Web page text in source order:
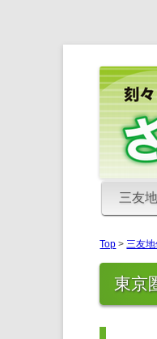
さん
三友
Top >三友
東京